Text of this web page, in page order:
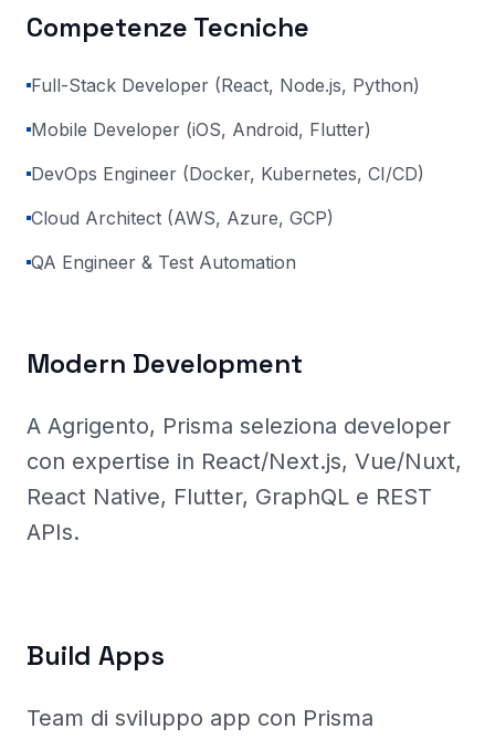
Competenze Tecniche
Full-Stack Developer (React, Node.js, Python)
Mobile Developer (iOS, Android, Flutter)
DevOps Engineer (Docker, Kubernetes, CI/CD)
Cloud Architect (AWS, Azure, GCP)
QA Engineer & Test Automation
Modern Development
A Agrigento, Prisma seleziona developer
con expertise in React/Next.js, Vue/Nuxt,
React Native, Flutter, GraphQL e REST
APIs.
Build Apps
Team di sviluppo app con Prisma